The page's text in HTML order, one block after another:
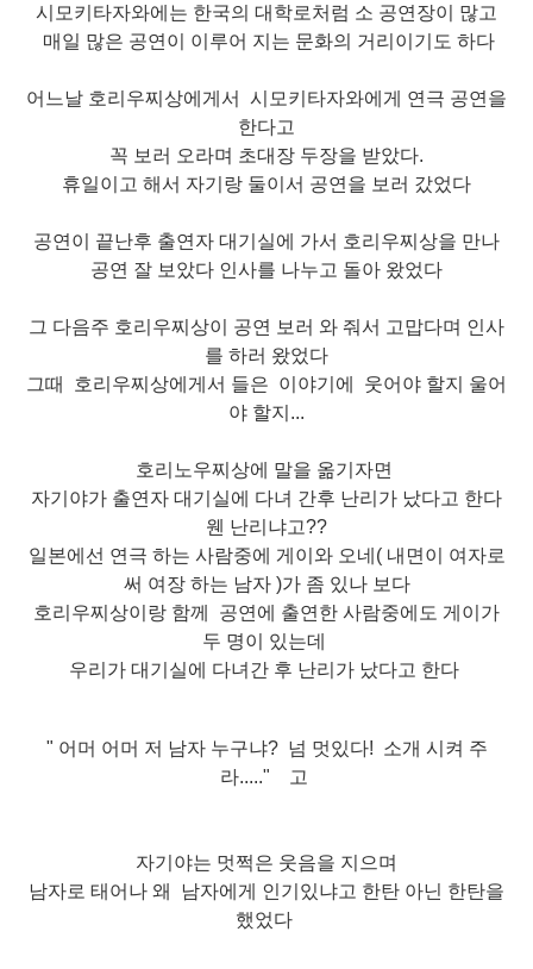
시모키타자와에는 한국의 대학로처럼 소 공연장이 많고
매일 많은 공연이 이루어 지는 문화의 거리이기도 하다
어느날 호리우찌상에게서 시모키타자와에게 연극 공연을
한다고
꼭 보러 오라며 초대장 두장을 받았다.
휴일이고 해서 자기랑 둘이서 공연을 보러 갔었다
공연이 끝난후 출연자 대기실에 가서 호리우찌상을 만나
공연 잘 보았다 인사를 나누고 돌아 왔었다
그 다음주 호리우찌상이 공연 보러 와 줘서 고맙다며 인사
를 하러 왔었다
그때 호리우찌상에게서 들은 이야기에 웃어야 할지 울어
야 할지...
호리노우찌상에 말을 옮기자면
자기야가 출연자 대기실에 다녀 간후 난리가 났다고 한다
웬 난리냐고??
일본에선 연극 하는 사람중에 게이와 오네( 내면이 여자로
써 여장 하는 남자 )가 좀 있나 보다
호리우찌상이랑 함께 공연에 출연한 사람중에도 게이가
두 명이 있는데
우리가 대기실에 다녀간 후 난리가 났다고 한다
" 어머 어머 저 남자 누구냐? 넘 멋있다! 소개 시켜 주
라....." 고
자기야는 멋쩍은 웃음을 지으며
남자로 태어나 왜 남자에게 인기있냐고 한탄 아닌 한탄을
했었다